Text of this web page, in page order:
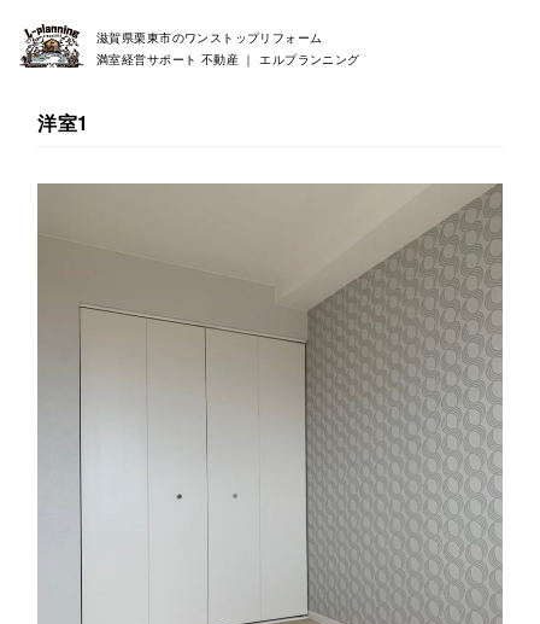
滋賀県栗東市のワンストップリフォーム
満室経営サポート 不動産 ｜ エルプランニング
洋室1